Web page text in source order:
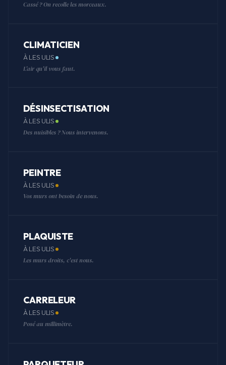
Cassé ? On recolle les morceaux.
CLIMATICIEN
À LES ULIS
L'air qu'il vous faut.
DÉSINSECTISATION
À LES ULIS
Des nuisibles ? Nous intervenons.
PEINTRE
À LES ULIS
Vos murs ont besoin de nous.
PLAQUISTE
À LES ULIS
Les murs droits, c'est nous.
CARRELEUR
À LES ULIS
Posé au millimètre.